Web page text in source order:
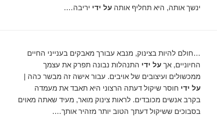
ינשך אותה, היא תחליף אותהעל ידי יריבה….
…חולם להיות בצינוק, מנבא עבורך מאבקים בענייני החיים
החיוניים, אךעל ידי התנהלות נבונה תפרק את עצמך
ממכשולים ועיצובים של אויבים. עבור אישה זה מבשר כהה |
על ידי חוסר שיקול דעתה הרצוני היא תאבד את מעמדה
בקרב אנשים מכובדים. לראות צינוק מואר, מעיד שאתה מאוים
בסבוכים ששיקול דעתך הטוב יותר מזהיר אותך….